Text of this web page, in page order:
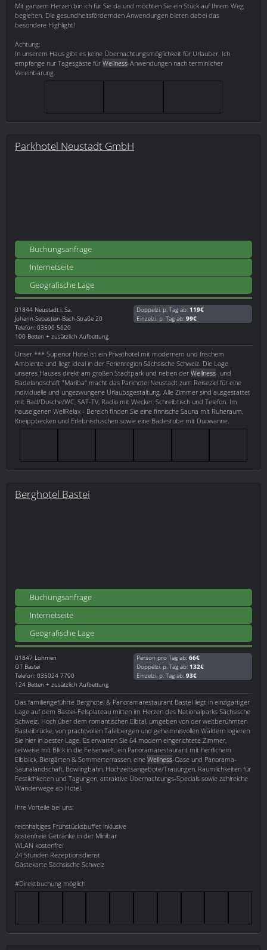
Mit ganzem Herzen bin ich für Sie da und möchten Sie ein Stück auf Ihrem Weg
begleiten. Die gesundheitsfördernden Anwendungen bieten dabei das
besondere Highlight!
Achtung:
In unserem Haus gibt es keine Übernachtungsmöglichkeit für Urlauber. Ich
empfange nur Tagesgäste für Wellness-Anwendungen nach terminlicher
Vereinbarung.
Parkhotel Neustadt GmbH
Buchungsanfrage
Internetseite
Geografische Lage
01844 Neustadt i. Sa.
Johann-Sebastian-Bach-Straße 20
Telefon: 03596 5620
100 Betten + zusätzlich Aufbettung
Doppelzi. p. Tag ab: 119€
Einzelzi. p. Tag ab: 99€
Unser *** Superior Hotel ist ein Privathotel mit modernem und frischem
Ambiente und liegt ideal in der Ferienregion Sächsische Schweiz. Die Lage
unseres Hauses direkt am großen Stadtpark und neben der Wellness- und
Badelandschaft "Mariba" macht das Parkhotel Neustadt zum Reiseziel für eine
individuelle und ungezwungene Urlaubsgestaltung. Alle Zimmer sind ausgestattet
mit Bad/Dusche/WC, SAT-TV, Radio mit Wecker, Schreibtisch und Telefon. Im
hauseigenen WellRelax - Bereich finden Sie eine finnische Sauna mit Ruheraum,
Kneippbecken und Erlebnisduschen sowie eine Badestube mit Duowanne.
Berghotel Bastei
Buchungsanfrage
Internetseite
Geografische Lage
01847 Lohmen
OT Bastei
Telefon: 035024 7790
124 Betten + zusätzlich Aufbettung
Person pro Tag ab: 66€
Doppelzi. p. Tag ab: 132€
Einzelzi. p. Tag ab: 93€
Das familiengeführte Berghotel & Panoramarestaurant Bastei liegt in einzigartiger
Lage auf dem Bastei-Felsplateau mitten im Herzen des Nationalparks Sächsische
Schweiz. Hoch über dem romantischen Elbtal, umgeben von der weltberühmten
Basteibrücke, von prachtvollen Tafelbergen und geheimnisvollen Wäldern logieren
Sie hier in bester Lage. Es erwarten Sie 64 modern eingerichtete Zimmer,
teilweise mit Blick in die Felsenwelt, ein Panoramarestaurant mit herrlichem
Elbblick, Biergärten & Sommerterrassen, eine Wellness-Oase und Panorama-
Saunalandschaft, Bowlingbahn, Hochzeitsangebote/Trauungen, Räumlichkeiten für
Festlichkeiten und Tagungen, attraktive Übernachtungs-Specials sowie zahlreiche
Wanderwege ab Hotel.
Ihre Vorteile bei uns:
reichhaltiges Frühstücksbuffet inklusive
kostenfreie Getränke in der Minibar
WLAN kostenfrei
24 Stunden Rezeptionsdienst
Gästekarte Sächsische Schweiz
#Direktbuchung möglich